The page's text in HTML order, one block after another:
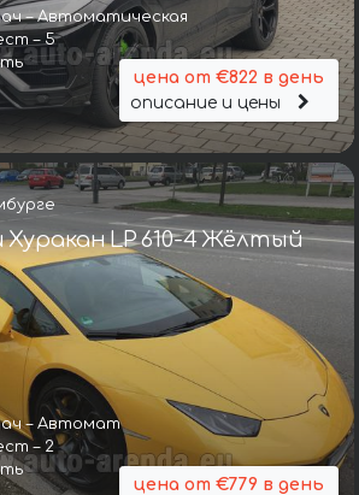
– Автоматическая
– 5
цена от €822 в день
описание и цены
LP 610-4 Жёлтый
– Автомат
– 2
цена от €779 в день